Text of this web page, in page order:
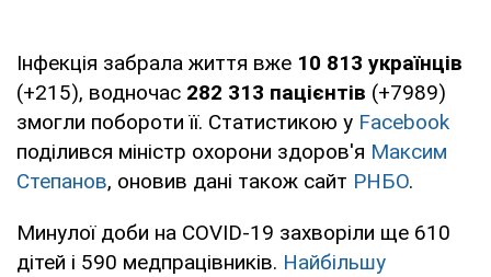
Інфекція забрала життя вже 10 813 українців
(+215), водночас 282 313 пацієнтів (+7989)
змогли побороти її. Статистикою у Facebook
поділився міністр охорони здоров'я Максим
Степанов, оновив дані також сайт РНБО.
Минулої доби на COVID-19 захворіли ще 610
дітей і 590 медпрацівників. Найбільшу